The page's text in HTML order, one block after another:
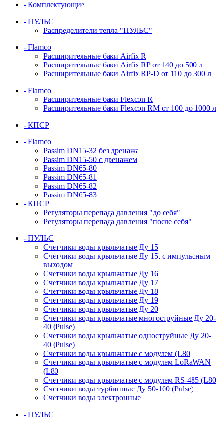
- Комплектующие
- ПУЛЬС
Распределители тепла "ПУЛЬС"
- Flamco
Расширительные баки Airfix R
Расширительные баки Airfix RP от 140 до 500 л
Расширительные баки Airfix RP-D от 110 до 300 л
- Flamco
Расширительные баки Flexcon R
Расширительные баки Flexcon RM от 100 до 1000 л
- КПСР
- Flamco
Passim DN15-32 без дренажа
Passim DN15-50 с дренажем
Passim DN65-80
Passim DN65-81
Passim DN65-82
Passim DN65-83
- КПСР
Регуляторы перепада давления "до себя"
Регуляторы перепада давления "после себя"
- ПУЛЬС
Счетчики воды крыльчатые Ду 15
Счетчики воды крыльчатые Ду 15, с импульсным
выходом
Счетчики воды крыльчатые Ду 16
Счетчики воды крыльчатые Ду 17
Счетчики воды крыльчатые Ду 18
Счетчики воды крыльчатые Ду 19
Счетчики воды крыльчатые Ду 20
Счетчики воды крыльчатые многоструйные Ду 20-
40 (Pulse)
Счетчики воды крыльчатые одноструйные Ду 20-
40 (Pulse)
Счетчики воды крыльчатые с модулем (L80
Счетчики воды крыльчатые с модулем LoRaWAN
(L80
Счетчики воды крыльчатые с модулем RS-485 (L80
Счетчики воды турбинные Ду 50-100 (Pulse)
Счетчики воды электронные
- ПУЛЬС